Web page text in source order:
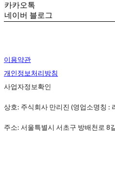
카카오톡
네이버 블로그
이용약관
개인정보처리방침
사업자정보확인
상호: 주식회사 만리진 (영업소명칭 :
주소: 서울특별시 서초구 방배천로 8